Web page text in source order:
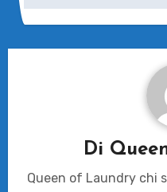
Di
Queen of Laundry chi